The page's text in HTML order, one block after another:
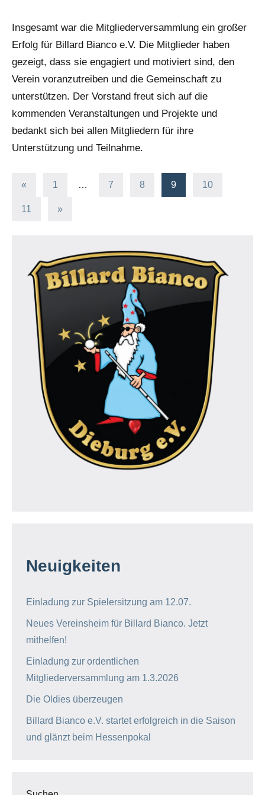
Insgesamt war die Mitgliederversammlung ein großer
Erfolg für Billard Bianco e.V. Die Mitglieder haben
gezeigt, dass sie engagiert und motiviert sind, den
Verein voranzutreiben und die Gemeinschaft zu
unterstützen. Der Vorstand freut sich auf die
kommenden Veranstaltungen und Projekte und
bedankt sich bei allen Mitgliedern für ihre
Unterstützung und Teilnahme.
Seitennummerierung
der
« Vorherige
1 … 7 8 9 10
11
Nächste
»
Neuigkeiten
Einladung zur Spielersitzung am 12.07.
Neues Vereinsheim für Billard Bianco. Jetzt
mithelfen!
Einladung zur ordentlichen
Mitgliederversammlung am 1.3.2026
Die Oldies überzeugen
Billard Bianco e.V. startet erfolgreich in die Saison
und glänzt beim Hessenpokal